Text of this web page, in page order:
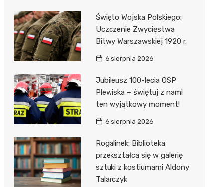
Święto Wojska Polskiego:
Uczczenie Zwycięstwa
Bitwy Warszawskiej 1920 r.
6 sierpnia 2026
Jubileusz 100-lecia OSP
Plewiska – świętuj z nami
ten wyjątkowy moment!
6 sierpnia 2026
Rogalinek: Biblioteka
przekształca się w galerię
sztuki z kostiumami Aldony
Talarczyk